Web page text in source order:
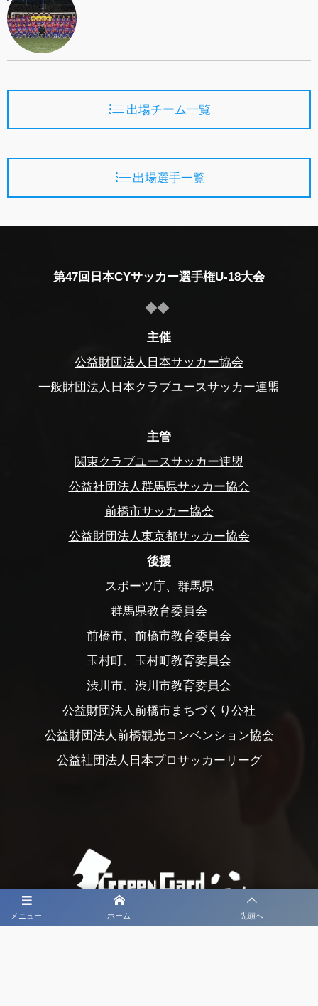
出場チーム一覧
出場選手一覧
メニュー ホーム 先頭へ
第47回日本CYサッカー選手権U-18大会
主催
公益財団法人日本サッカー協会
一般財団法人日本クラブユースサッカー連盟
主管
関東クラブユースサッカー連盟
公益社団法人群馬県サッカー協会
前橋市サッカー協会
公益財団法人東京都サッカー協会
後援
スポーツ庁、群馬県
群馬県教育委員会
前橋市、前橋市教育委員会
玉村町、玉村町教育委員会
渋川市、渋川市教育委員会
公益財団法人前橋市まちづくり公社
公益財団法人前橋観光コンベンション協会
公益社団法人日本プロサッカーリーグ